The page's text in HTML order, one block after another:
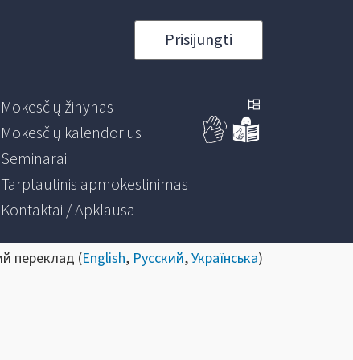
Prisijungti
Mokesčių žinynas
Mokesčių kalendorius
Seminarai
Tarptautinis apmokestinimas
Kontaktai / Apklausa
переклад (English, Русский,Українська)